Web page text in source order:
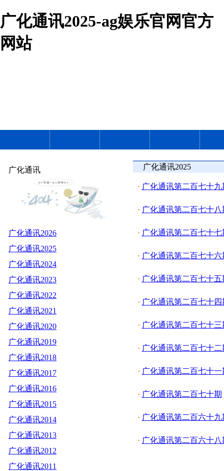
广化通讯2025-ag娱乐官网官方
网站
广化通讯
广化通讯2026
广化通讯2025
广化通讯2024
广化通讯2023
广化通讯2022
广化通讯2021
广化通讯2020
广化通讯2019
广化通讯2018
广化通讯2017
广化通讯2016
广化通讯2015
广化通讯2014
广化通讯2013
广化通讯2012
广化通讯2011
广化通讯2025
· 广化通讯第二百七十九
· 广化通讯第二百七十八
· 广化通讯第二百七十七
· 广化通讯第二百七十六
· 广化通讯第二百七十五
· 广化通讯第二百七十四
· 广化通讯第二百七十三
· 广化通讯第二百七十二
· 广化通讯第二百七十一
· 广化通讯第二百七十期
· 广化通讯第二百六十九
· 广化通讯第二百六十八